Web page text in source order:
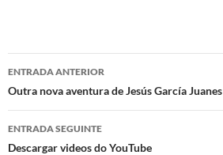
Navegación
de
artigos
ENTRADA ANTERIOR
Outra nova aventura de Jesús García Juanes
ENTRADA SEGUINTE
Descargar videos do YouTube